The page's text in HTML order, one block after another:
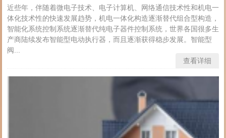
近些年，伴随着微电子技术、电子计算机、网络通信技术性和机电一
体化技术性的快速发展趋势，机电一体化构造逐渐替代组合型构造，
智能化系统控制系统逐渐替代纯电子器件控制系统，世界各国很多生
产商陆续发布智能型电动执行器，而且逐渐获得稳步发展。智能型
阀...
查看详细